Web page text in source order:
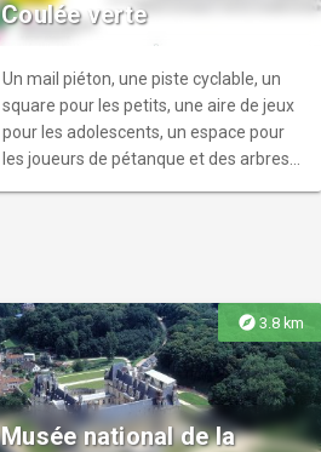
Coulée verte
Un mail piéton, une piste cyclable, un
square pour les petits, une aire de jeux
pour les adolescents, un espace pour
les joueurs de pétanque et des arbres
explore 3.8 km
Musée national de la